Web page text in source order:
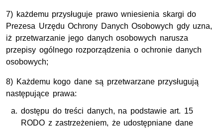
7) każdemu przysługuje prawo wniesienia skargi do
Prezesa Urzędu Ochrony Danych Osobowych gdy uzna,
iż przetwarzanie jego danych osobowych narusza
przepisy ogólnego rozporządzenia o ochronie danych
osobowych;
8) Każdemu kogo dane są przetwarzane przysługują
następujące prawa:
dostępu do treści danych, na podstawie art. 15
RODO z zastrzeżeniem, że udostępniane dane